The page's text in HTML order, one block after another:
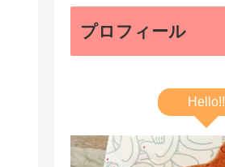
プロフィール
Hello!!